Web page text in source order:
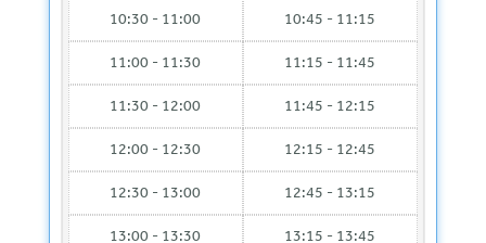
10:30 - 11:00 10:45 - 11:15
11:00 - 11:30 11:15 - 11:45
11:30 - 12:00 11:45 - 12:15
12:00 - 12:30 12:15 - 12:45
12:30 - 13:00 12:45 - 13:15
13:00 - 13:30 13:15 - 13:45